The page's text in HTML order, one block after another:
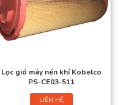
Lọc gió máy nén khí Kobelco
PS-CE03-511
LIÊN HỆ